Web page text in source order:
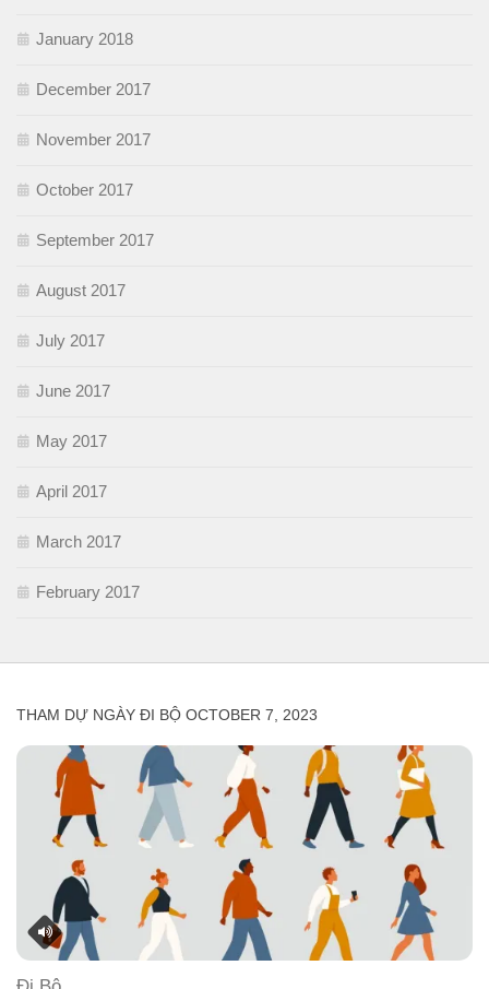
January 2018
December 2017
November 2017
October 2017
September 2017
August 2017
July 2017
June 2017
May 2017
April 2017
March 2017
February 2017
THAM DỰ NGÀY ĐI BỘ OCTOBER 7, 2023